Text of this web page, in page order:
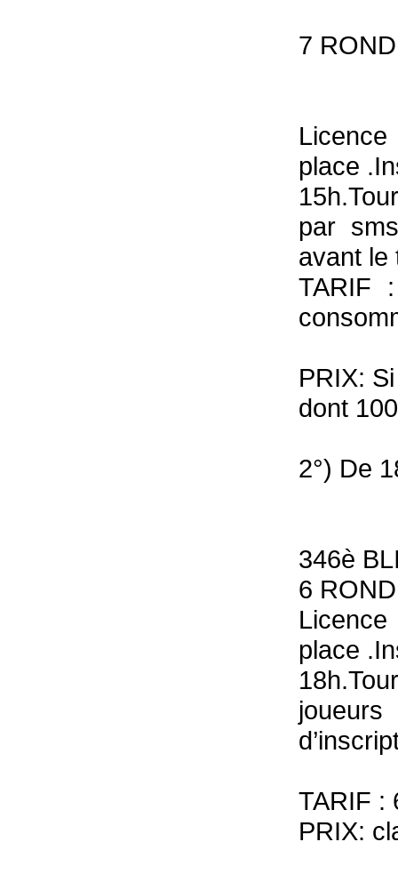
7
place
par
avant le
TARIF
PRIX:
dont
2°) De
346è
6
place
joueurs
TARIF :
PRIX: